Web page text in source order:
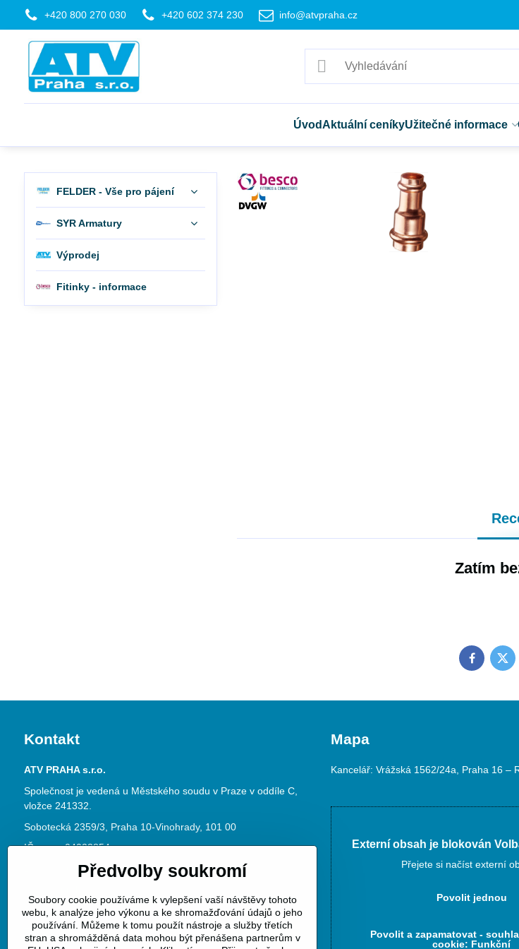
+420 800 270 030 +420 602 374 230 info@atvpraha.cz
ÚvodAktuální ceníkyUžitečné informace
Zatím
Facebook
FELDER - Vše pro pájení
SYR Armatury
Výprodej
Fitinky - informace
Kontakt
ATV PRAHA s.r.o.
Společnost je vedená u Městského soudu v Praze v oddíle C,
vložce 241332.
Sobotecká 2359/3, Praha 10-Vinohrady, 101 00
IČ: 04023854
DIČ: CZ04023854
Datová schránka ID: jke3dy6
Telefon:+420 313 128 060
Mapa
Kancelář: Vrážská 1562/24a, Praha 16 –
Externí obsah je blokován
Přejete si načíst externí
Povolit jednou
Povolit a zapamatovat -
cookie: Funkční
Předvolby soukromí
Soubory cookie používáme k vylepšení vaší návštěvy tohoto
webu, k analýze jeho výkonu a ke shromažďování údajů o jeho
používání. Můžeme k tomu použít nástroje a služby třetích
stran a shromážděná data mohou být přenášena partnerům v